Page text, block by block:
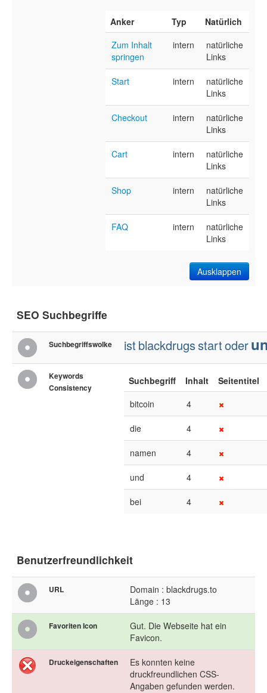
Anker Typ
Natürlich
Zum Inhalt
springen
intern
natürliche
Links
Start intern
natürliche
Links
Checkout intern
natürliche
Links
Cart intern
natürliche
Links
Shop intern
natürliche
Links
FAQ intern
natürliche
Links
Ausklappen
SEO Suchbegriffe
Suchbegriffswolke ist blackdrugsstartoder
Keywords
Consistency
Suchbegriff Inhalt
Seitentitel
bitcoin
4
die 4
namen 4
und 4
bei 4
Benutzerfreundlichkeit
URL
Domain : blackdrugs.to
Länge : 13
Favoriten Icon
Gut. Die Webseite hat ein
Favicon.
Druckeigenschaften
Es konnten keine
druckfreundlichen CSS-
Angaben gefunden werden.